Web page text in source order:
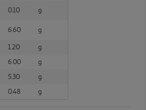
0.10
g
6.60 g
1.20
g
6.00
g
5.30
g
0.48 g